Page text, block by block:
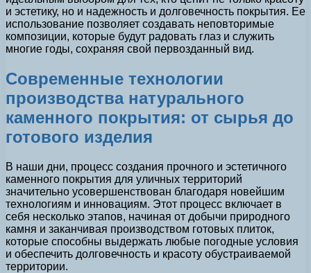
и эстетику, но и надежность и долговечность покрытия. Ее
использование позволяет создавать неповторимые
композиции, которые будут радовать глаз и служить
многие годы, сохраняя свой первозданный вид.
Современные технологии
производства натурального
каменного покрытия: от сырья до
готового изделия
В наши дни, процесс создания прочного и эстетичного
каменного покрытия для уличных территорий
значительно усовершенствован благодаря новейшим
технологиям и инновациям. Этот процесс включает в
себя несколько этапов, начиная от добычи природного
камня и заканчивая производством готовых плиток,
которые способны выдержать любые погодные условия
и обеспечить долговечность и красоту обустраиваемой
территории.